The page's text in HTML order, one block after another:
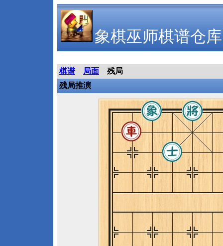
象棋巫师棋谱仓库
棋谱 局面
残局
残局推演